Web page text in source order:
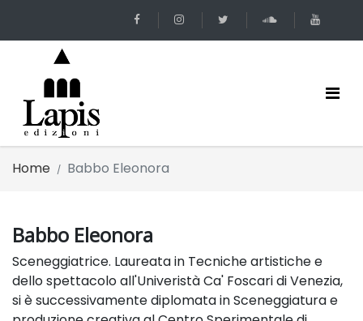
Home Babbo Eleonora
Babbo Eleonora
Sceneggiatrice. Laureata in Tecniche artistiche e
dello spettacolo all'Univeristà Ca' Foscari di Venezia,
si è successivamente diplomata in Sceneggiatura e